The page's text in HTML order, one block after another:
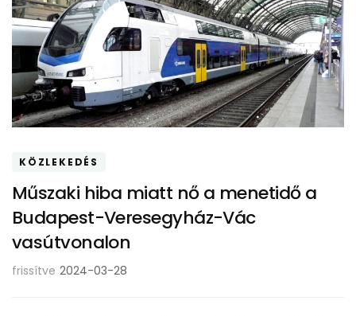
KÖZLEKEDÉS
Műszaki hiba miatt nő a menetidő a
Budapest-Veresegyház-Vác
vasútvonalon
frissítve 2024-03-28